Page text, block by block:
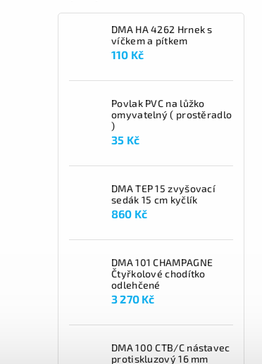
DMA HA 4262 Hrnek s
víčkem a pítkem
110 Kč
Povlak PVC na lůžko
omyvatelný ( prostěradlo
)
35 Kč
DMA TEP 15 zvyšovací
sedák 15 cm kyčlík
860 Kč
DMA 101 CHAMPAGNE
Čtyřkolové chodítko
odlehčené
3 270 Kč
DMA 100 CTB/C nástavec
protiskluzový 16 mm